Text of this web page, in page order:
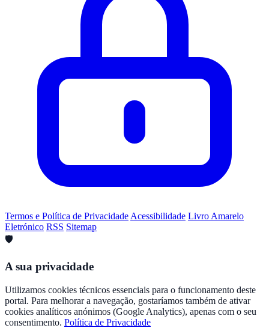
Termos e Política de PrivacidadeAcessibilidade Livro Amarelo
Eletrónico RSS Sitemap
🛡️
A sua privacidade
Utilizamos cookies técnicos essenciais para o funcionamento deste
portal. Para melhorar a navegação, gostaríamos também de ativar
cookies analíticos anónimos (Google Analytics), apenas com o seu
consentimento. Política de Privacidade